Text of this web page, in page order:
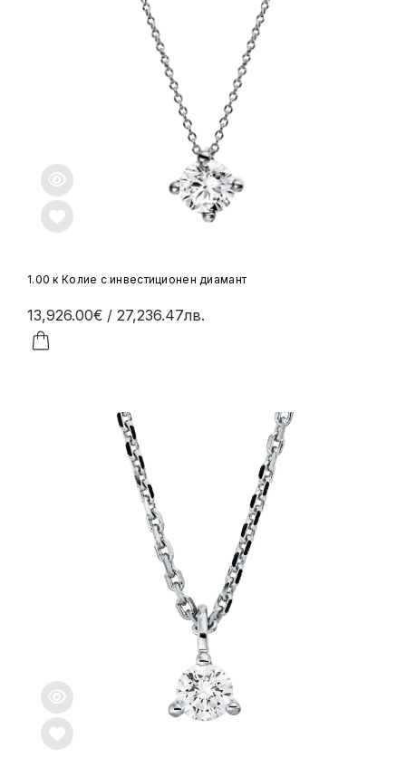
1.00 к Колие с инвестиционен диамант
13,926.00€ / 27,236.47лв.